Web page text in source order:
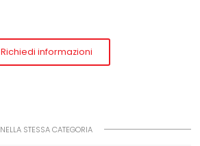
Richiedi informazioni
NELLA STESSA CATEGORIA